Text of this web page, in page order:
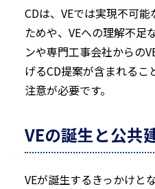
CDは、VEでは実現不可
ためや、VEへの理解不足
ンや専門工事会社からの
げるCD提案が含まれる
注意が必要です。
VEの誕生と公共
VEが誕生するきっかけと